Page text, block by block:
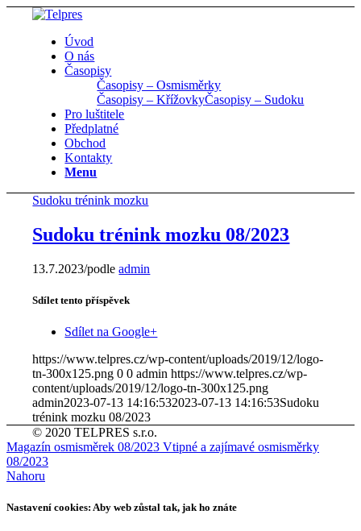
Úvod
O nás
Časopisy
Časopisy – Osmisměrky
Časopisy – KřížovkyČasopisy – Sudoku
Pro luštitele
Předplatné
Obchod
Kontakty
Menu
Sudoku trénink mozku
Sudoku trénink mozku 08/2023
13.7.2023/podleadmin
Sdílet tento příspěvek
Sdílet na Google+
https://www.telpres.cz/wp-content/uploads/2019/12/logo-
tn-300x125.png 0 0 admin https://www.telpres.cz/wp-
content/uploads/2019/12/logo-tn-300x125.png
admin2023-07-13 14:16:532023-07-13 14:16:53Sudoku
trénink mozku 08/2023
© 2020 TELPRES s.r.o.
Magazín osmisměrek 08/2023 Vtipné a zajímavé osmisměrky
08/2023
Nahoru
Nastavení cookies: Aby web zůstal tak, jak ho znáte